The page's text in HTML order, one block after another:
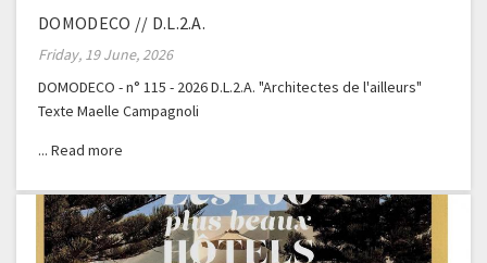
DOMODECO // D.L.2.A.
Friday, 19 June, 2026
DOMODECO - n° 115 - 2026 D.L.2.A. "Architectes de l'ailleurs"
Texte Maelle Campagnoli